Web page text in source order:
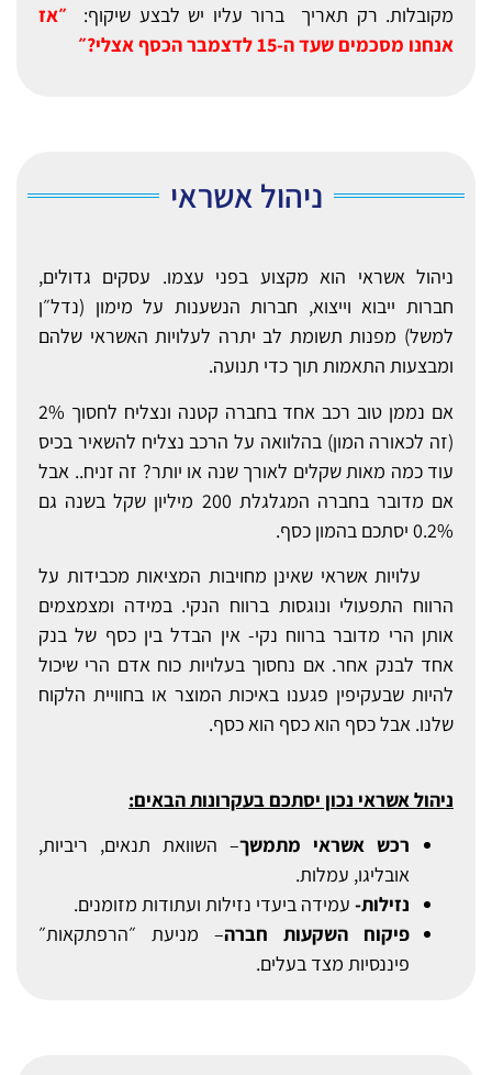
מקובלות. רק תאריך ברור עליו יש לבצע שיקוף: ״אז
אנחנו מסכמים שעד ה-15 לדצמבר הכסף אצלי?״
ניהול אשראי
ניהול אשראי הוא מקצוע בפני עצמו. עסקים גדולים,
חברות ייבוא וייצוא, חברות הנשענות על מימון (נדל״ן
למשל) מפנות תשומת לב יתרה לעלויות האשראי שלהם
ומבצעות התאמות תוך כדי תנועה.
אם נממן טוב רכב אחד בחברה קטנה ונצליח לחסוך 2%
(זה לכאורה המון) בהלוואה על הרכב נצליח להשאיר בכיס
עוד כמה מאות שקלים לאורך שנה או יותר? זה זניח.. אבל
אם מדובר בחברה המגלגלת 200 מיליון שקל בשנה גם
0.2% יסתכם בהמון כסף.
עלויות אשראי שאינן מחויבות המציאות מכבידות על
הרווח התפעולי ונוגסות ברווח הנקי. במידה ומצמצמים
אותן הרי מדובר ברווח נקי- אין הבדל בין כסף של בנק
אחד לבנק אחר. אם נחסוך בעלויות כוח אדם הרי שיכול
להיות שבעקיפין פגענו באיכות המוצר או בחוויית הלקוח
שלנו. אבל כסף הוא כסף הוא כסף.
ניהול אשראי נכון יסתכם בעקרונות הבאים:
רכש אשראי מתמשך– השוואת תנאים, ריביות,
אובליגו, עמלות.
נזילות- עמידה ביעדי נזילות ועתודות מזומנים.
פיקוח השקעות חברה– מניעת ״הרפתקאות״
פיננסיות מצד בעלים.